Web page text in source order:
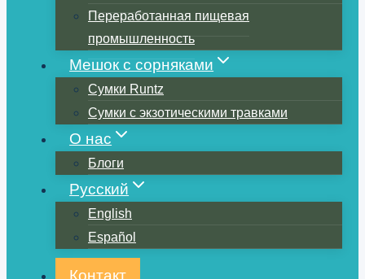
Переработанная пищевая
промышленность
Мешок с сорняками
Сумки Runtz
Сумки с экзотическими травками
О нас
Блоги
Русский
English
Español
Контакт